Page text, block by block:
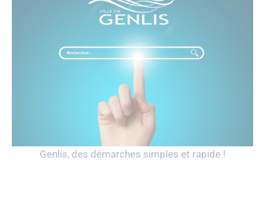
Genlis, des démarches simples et rapide !